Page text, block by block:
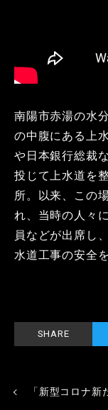
南陽市赤湯の水
の中腹にある上
や日本銀行総裁
投じて上水道を
所。以来、この
れ、当時の人々
員などが出席し
水道工事の安全
SHARE
「新型コロナ